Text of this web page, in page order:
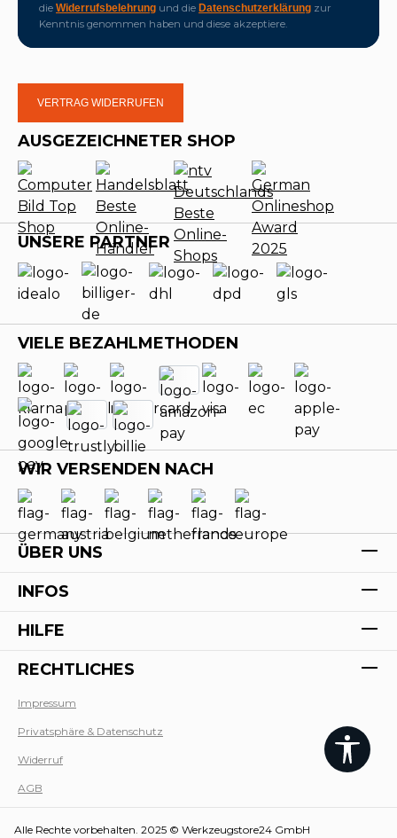
die Widerrufsbelehrung und die Datenschutzerklärung zur
Kenntnis genommen haben und diese akzeptiere.
VERTRAG WIDERRUFEN
AUSGEZEICHNETER SHOP
UNSERE PARTNER
VIELE BEZAHLMETHODEN
WIR VERSENDEN NACH
ÜBER UNS
INFOS
HILFE
RECHTLICHES
Impressum
Privatsphäre & Datenschutz
Widerruf
AGB
Alle Rechte vorbehalten. 2025 © Werkzeugstore24 GmbH